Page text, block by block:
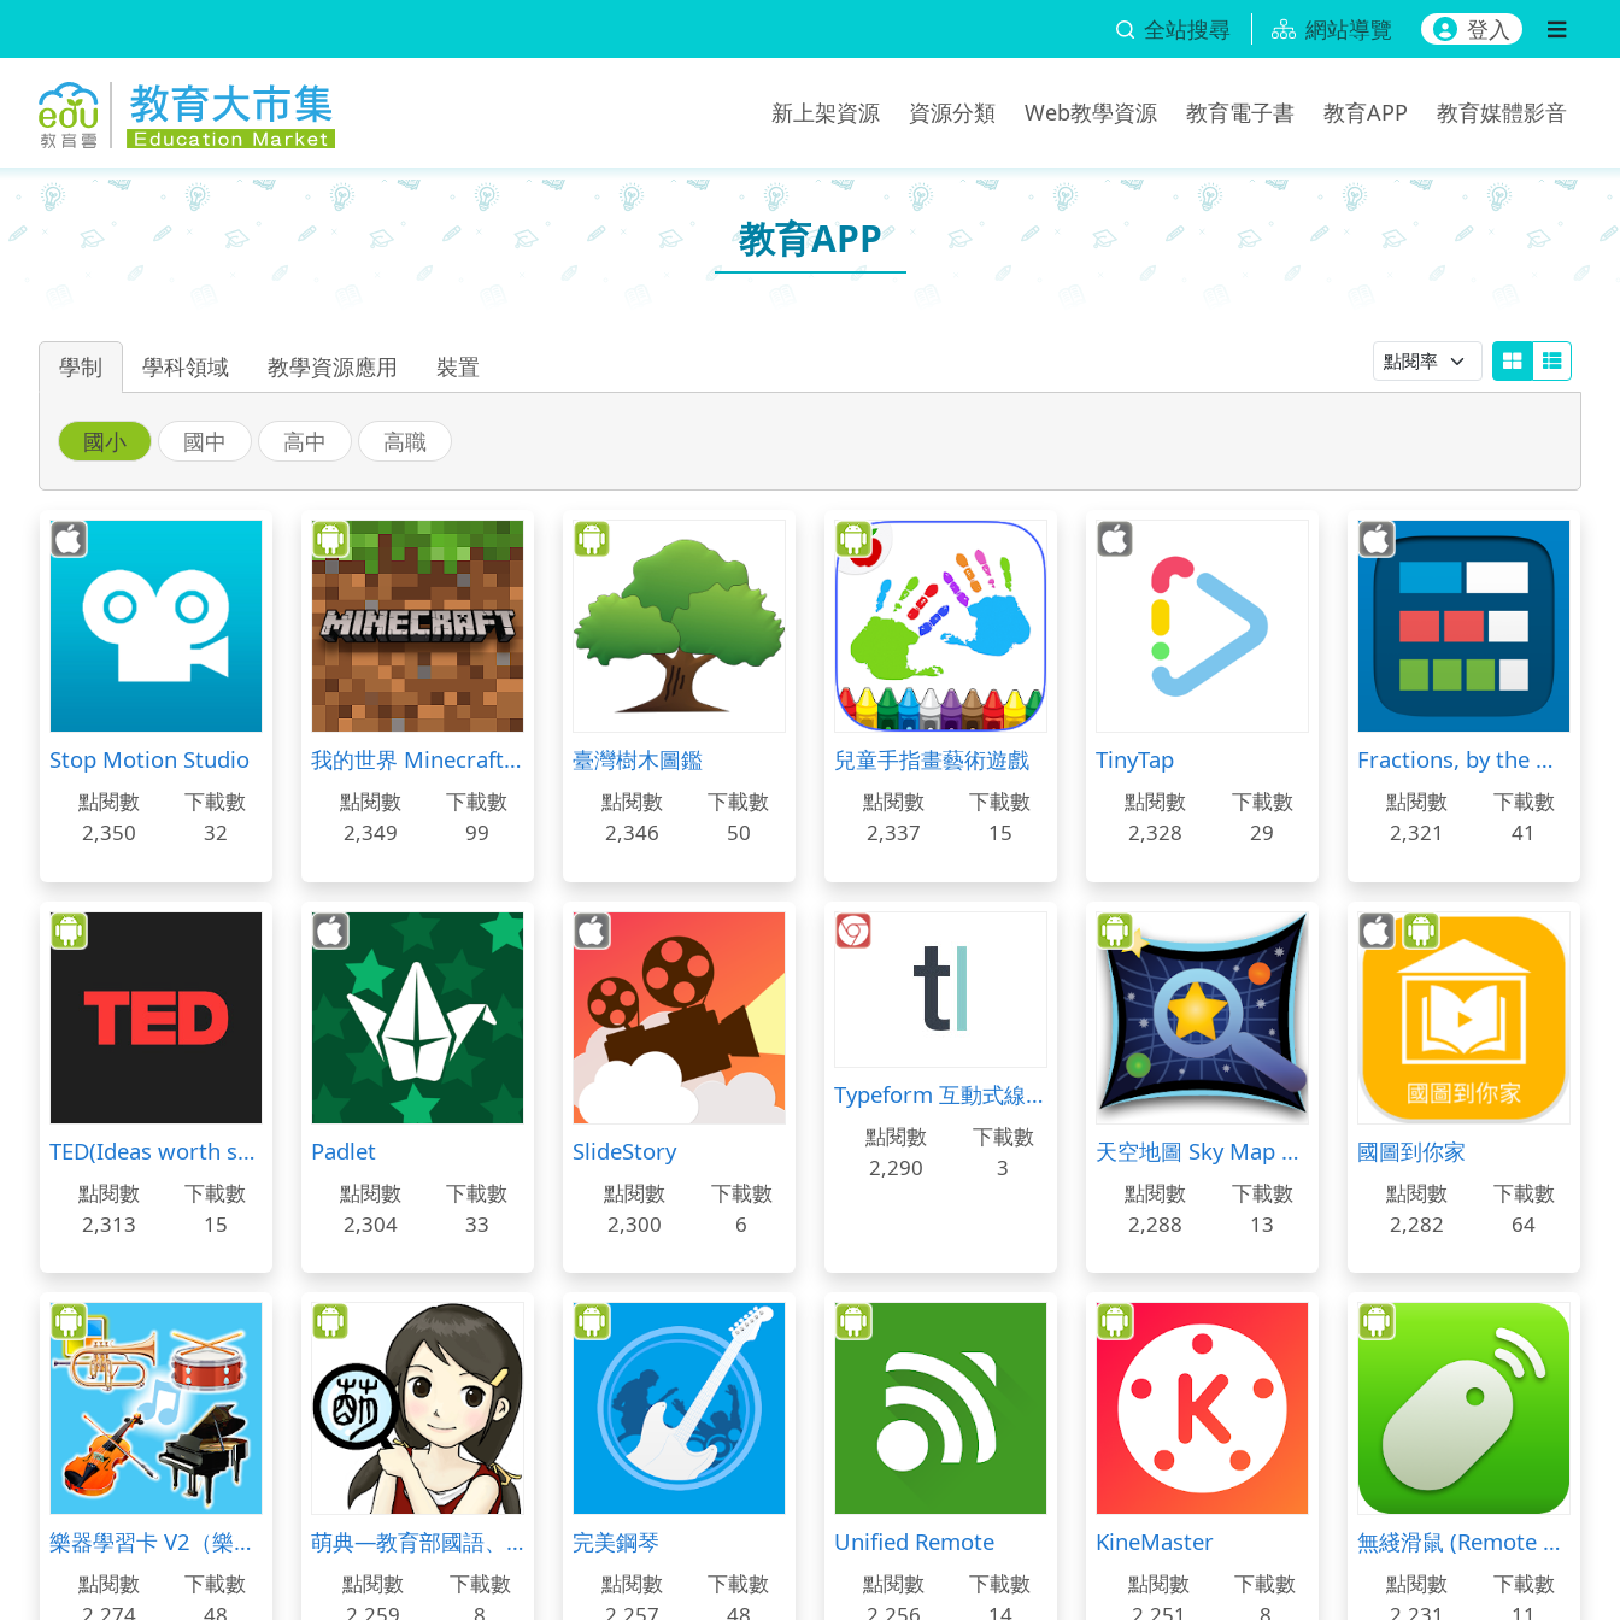
全站搜尋 網站導覽 登入
新上架資源 資源分類 Web教學資源 教育電子書 教育APP 教育媒體影音
教育APP
學制 學科領域 教學資源應用 裝置
國小 國中 高中 高職
Stop Motion Studio
點閱數
2,350
下載數
32
我的世界 Minecraft: Pocket Edition
點閱數
2,349
下載數
99
臺灣樹木圖鑑
點閱數
2,346
下載數
50
兒童手指畫藝術遊戲
點閱數
2,337
下載數
15
TinyTap
點閱數
2,328
下載數
29
Fractions, by the Math Learning Center
點閱數
2,321
下載數
41
TED(Ideas worth spreading)
點閱數
2,313
下載數
15
Padlet
點閱數
2,304
下載數
33
SlideStory
點閱數
2,300
下載數
6
Typeform 互動式線上問卷與評量
點閱數
2,290
下載數
3
天空地圖 Sky Map Davs
點閱數
2,288
下載數
13
國圖到你家
點閱數
2,282
下載數
64
樂器學習卡 V2（樂器聲音／兒童拼圖）
點閱數
下載數
萌典—教育部國語、臺語、客語辭典民間版
點閱數
下載數
完美鋼琴
點閱數
下載數
Unified Remote
點閱數
下載數
KineMaster
點閱數
下載數
無綫滑鼠 (Remote Mouse)
點閱數
下載數